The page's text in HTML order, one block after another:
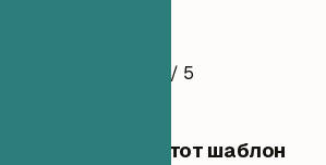
/ 5
Использовать этот шаблон